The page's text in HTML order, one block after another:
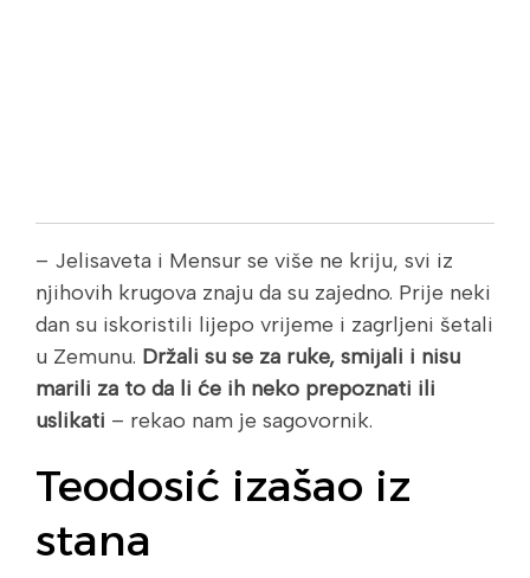
– Jelisaveta i Mensur se više ne kriju, svi iz
njihovih krugova znaju da su zajedno. Prije neki
dan su iskoristili lijepo vrijeme i zagrljeni šetali
u Zemunu. Držali su se za ruke, smijali i nisu
marili za to da li će ih neko prepoznati ili
uslikati – rekao nam je sagovornik.
Teodosić izašao iz
stana